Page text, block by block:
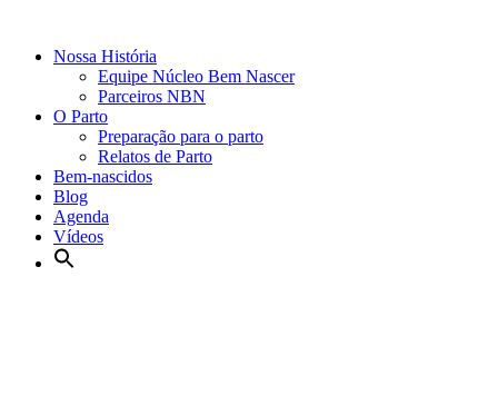
Nossa História
Equipe Núcleo Bem Nascer
Parceiros NBN
O Parto
Preparação para o parto
Relatos de Parto
Bem-nascidos
Blog
Agenda
Vídeos